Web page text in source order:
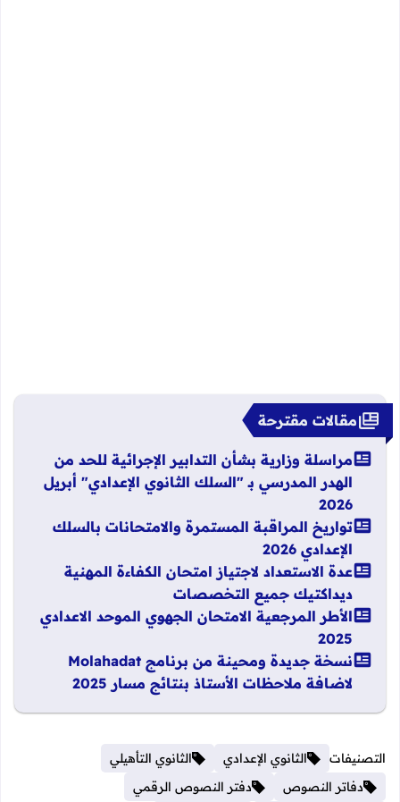
مقالات مقترحة
مراسلة وزارية بشأن التدابير الإجرائية للحد من
الهدر المدرسي بـ "السلك الثانوي الإعدادي" أبريل
2026
تواريخ المراقبة المستمرة والامتحانات بالسلك
الإعدادي 2026
عدة الاستعداد لاجتياز امتحان الكفاءة المهنية
ديداكتيك جميع التخصصات
الأطر المرجعية الامتحان الجهوي الموحد الاعدادي
2025
نسخة جديدة ومحينة من برنامج Molahadat
لاضافة ملاحظات الأستاذ بنتائج مسار 2025
التصنيفات الثانوي الإعدادي
الثانوي التأهيلي
دفاتر النصوص
دفتر النصوص الرقمي